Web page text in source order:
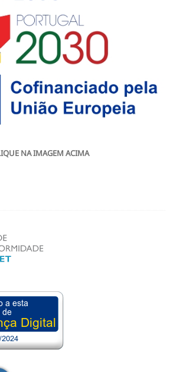
NA IMAGEM ACIMA